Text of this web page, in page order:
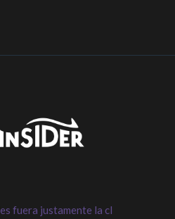
fuera justamente la cl